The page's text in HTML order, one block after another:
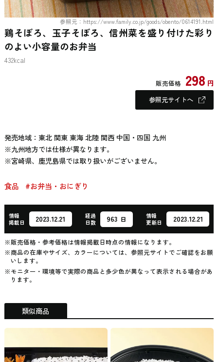
参照元：https://www.family.co.jp/goods/obento/0614191.html
鶏そぼろ、玉子そぼろ、信州菜を盛り付けた彩り
のよい小容量のお弁当
432kcal
販売価格 298 円
参照元サイトへ
発売地域：東北 関東 東海 北陸 関西 中国・四国 九州
※九州地方では仕様が異なります。
※宮崎県、鹿児島県では取り扱いがございません。
食品 #お弁当・おにぎり
情報
掲載日
2023.12.21
経過
日数
963 日
情報
更新日
2023.12.21
※販売価格・参考価格は情報掲載日時点の情報になります。
※商品の在庫やサイズ、カラーについては、参照元サイトでご確認をお願
いします。
※モニター・環境等で実際の商品と多少色が異なって表示される場合があ
ります。
類似商品